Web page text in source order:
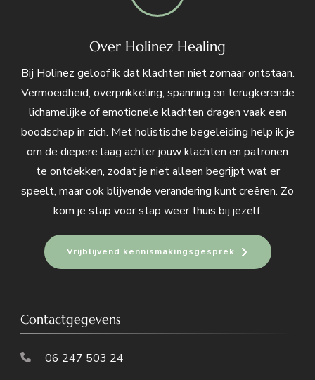
Over Holinez Healing
Bij Holinez geloof ik dat klachten niet zomaar ontstaan.
Vermoeidheid, overprikkeling, spanning en terugkerende
lichamelijke of emotionele klachten dragen vaak een
boodschap in zich. Met holistische begeleiding help ik je
om de diepere laag achter jouw klachten en patronen
te ontdekken, zodat je niet alleen begrijpt wat er
speelt, maar ook blijvende verandering kunt creëren. Zo
kom je stap voor stap weer thuis bij jezelf.
Vrijblijvend kennismakingsgesprek
Contactgegevens
06 247 503 24